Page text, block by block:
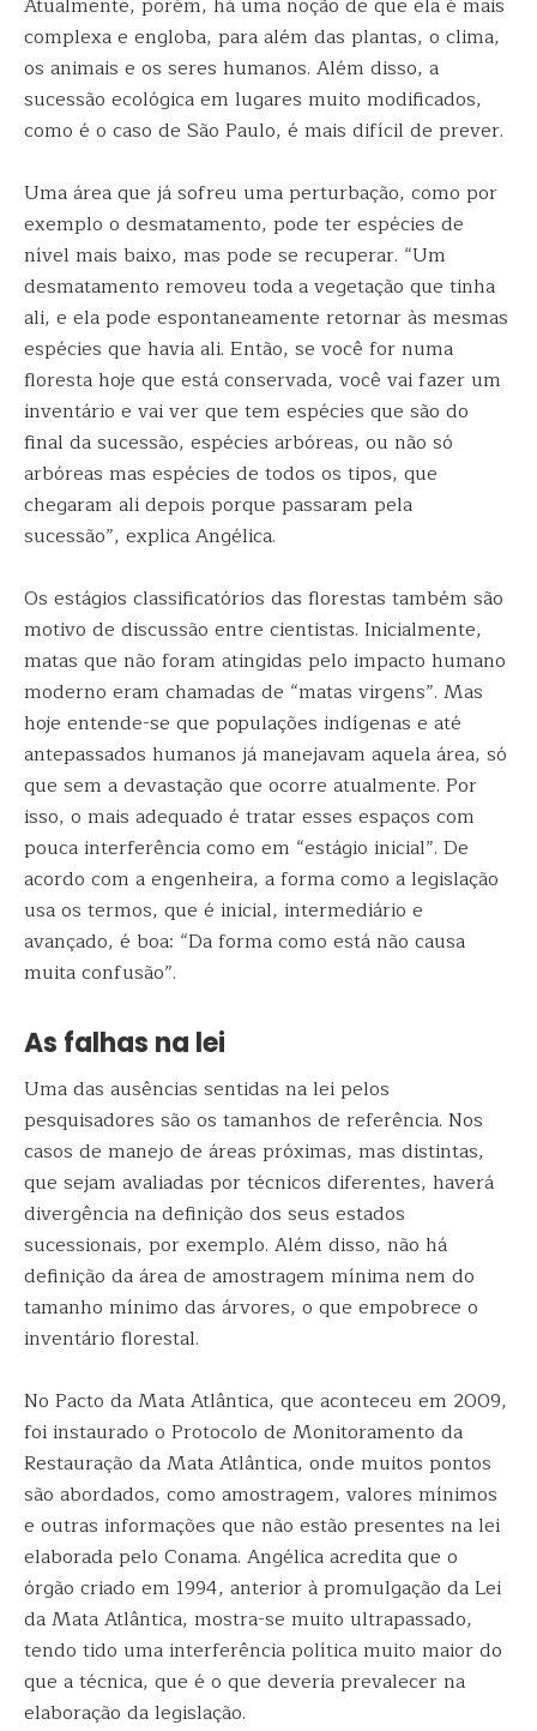
complexa e engloba, para além das plantas, o clima,
os animais e os seres humanos. Além disso, a
sucessão ecológica em lugares muito modificados,
como é o caso de São Paulo, é mais difícil de prever.
Uma área que já sofreu uma perturbação, como por
exemplo o desmatamento, pode ter espécies de
nível mais baixo, mas pode se recuperar. “Um
desmatamento removeu toda a vegetação que tinha
ali, e ela pode espontaneamente retornar às mesmas
espécies que havia ali. Então, se você for numa
floresta hoje que está conservada, você vai fazer um
inventário e vai ver que tem espécies que são do
final da sucessão, espécies arbóreas, ou não só
arbóreas mas espécies de todos os tipos, que
chegaram ali depois porque passaram pela
sucessão”, explica Angélica.
Os estágios classificatórios das florestas também são
motivo de discussão entre cientistas. Inicialmente,
matas que não foram atingidas pelo impacto humano
moderno eram chamadas de “matas virgens”. Mas
hoje entende-se que populações indígenas e até
antepassados humanos já manejavam aquela área, só
que sem a devastação que ocorre atualmente. Por
isso, o mais adequado é tratar esses espaços com
pouca interferência como em “estágio inicial”. De
acordo com a engenheira, a forma como a legislação
usa os termos, que é inicial, intermediário e
avançado, é boa: “Da forma como está não causa
muita confusão”.
As falhas na lei
Uma das ausências sentidas na lei pelos
pesquisadores são os tamanhos de referência. Nos
casos de manejo de áreas próximas, mas distintas,
que sejam avaliadas por técnicos diferentes, haverá
divergência na definição dos seus estados
sucessionais, por exemplo. Além disso, não há
definição da área de amostragem mínima nem do
tamanho mínimo das árvores, o que empobrece o
inventário florestal.
No Pacto da Mata Atlântica, que aconteceu em 2009,
foi instaurado o Protocolo de Monitoramento da
Restauração da Mata Atlântica, onde muitos pontos
são abordados, como amostragem, valores mínimos
e outras informações que não estão presentes na lei
elaborada pelo Conama. Angélica acredita que o
órgão criado em 1994, anterior à promulgação da Lei
da Mata Atlântica, mostra-se muito ultrapassado,
tendo tido uma interferência política muito maior do
que a técnica, que é o que deveria prevalecer na
elaboração da legislação.